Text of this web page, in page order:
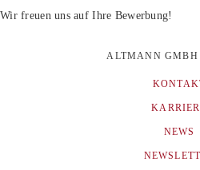
Wir freuen uns auf Ihre Bewerbung!
ALTMANN GMBH
NEWS